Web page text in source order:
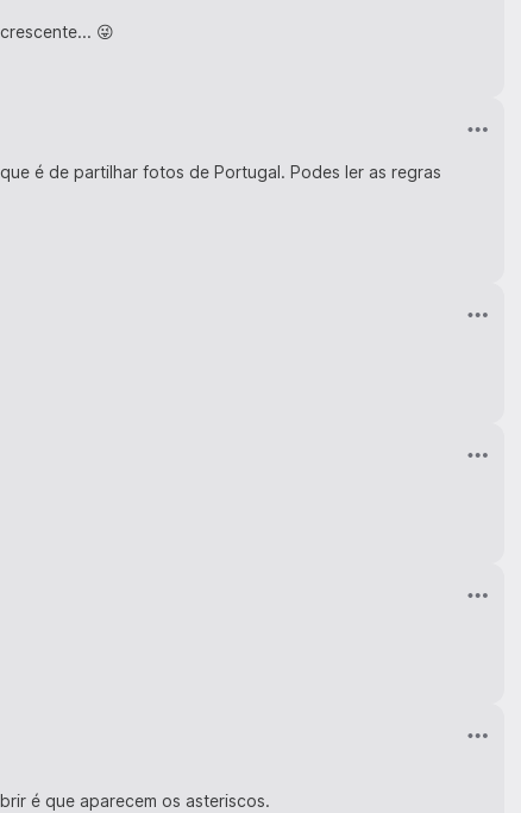
😜
é de partilhar fotos de Portugal. Podes ler as regras
é que aparecem os asteriscos.